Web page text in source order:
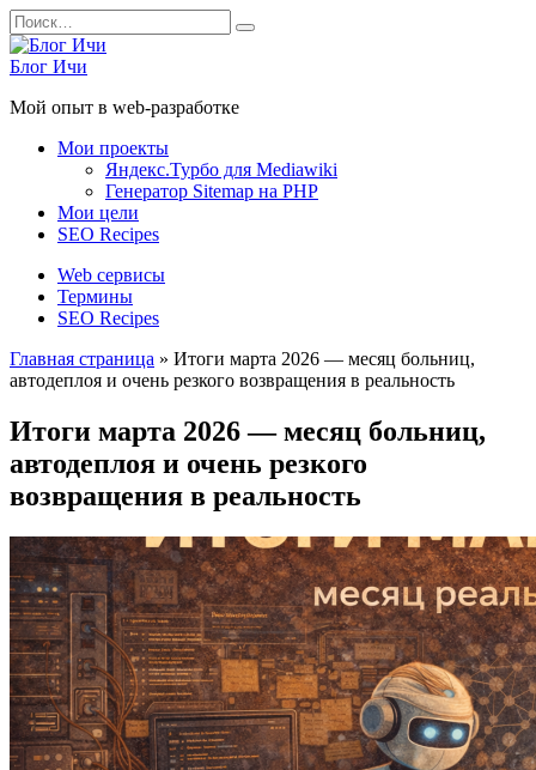
Перейти
к
содержанию
Search
for:
Блог Ичи
Мой опыт в web-разработке
Мои проекты
Яндекс.Турбо для Mediawiki
Генератор Sitemap на PHP
Мои цели
SEO Recipes
Web сервисы
Термины
SEO Recipes
Главная страница » Итоги марта 2026 — месяц больниц,
автодеплоя и очень резкого возвращения в реальность
Итоги марта 2026 — месяц больниц,
автодеплоя и очень резкого
возвращения в реальность